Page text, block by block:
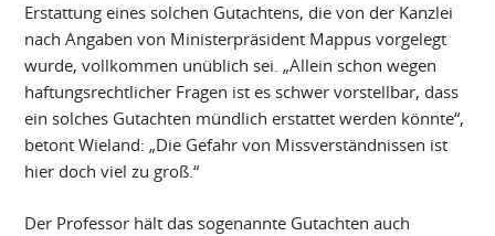
Erstattung eines solchen Gutachtens, die von der Kanzlei
nach Angaben von Ministerpräsident Mappus vorgelegt
wurde, vollkommen unüblich sei. „Allein schon wegen
haftungsrechtlicher Fragen ist es schwer vorstellbar, dass
ein solches Gutachten mündlich erstattet werden könnte“,
betont Wieland: „Die Gefahr von Missverständnissen ist
hier doch viel zu groß.“
Der Professor hält das sogenannte Gutachten auch